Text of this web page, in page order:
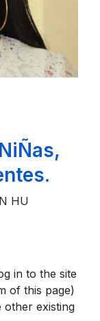
HU
in to the site
of this page)
other existing